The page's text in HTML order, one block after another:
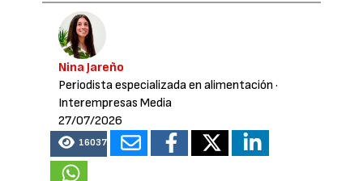
Nina Jareño
Periodista especializada en alimentación ·
Interempresas Media
27/07/2026
16037